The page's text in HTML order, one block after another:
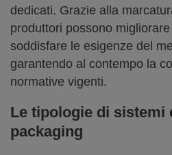
dedicati. Grazie alla
produttori possono
soddisfare le esigenze del
garantendo al contempo la
normative vigenti.
Le tipologie di sistemi
packaging